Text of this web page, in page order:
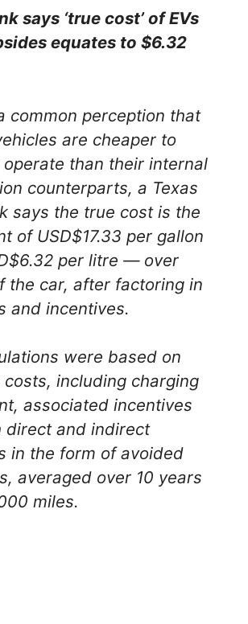
says ‘true cost’ of EVs
equates to $6.32
common perception that
are cheaper to
than their internal
counterparts, a Texas
says the true cost is the
of USD$17.33 per gallon
per litre — over
the car, after factoring in
and incentives.
were based on
costs, including charging
associated incentives
direct and indirect
in the form of avoided
averaged over 10 years
miles.